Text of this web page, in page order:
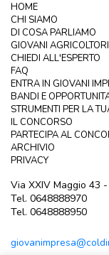
HOME
CHI SIAMO
DI COSA PARLIAMO
GIOVANI AGRICOLTORI
CHIEDI ALL'ESPERTO
FAQ
ENTRA IN GIOVANI
BANDI E
STRUMENTI PER LA
IL CONCORSO
PARTECIPA AL
ARCHIVIO
PRIVACY
Via XXIV Maggio 43
Tel. 0648888970
Tel. 0648888950